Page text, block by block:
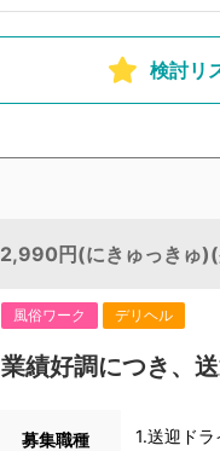
検討リ
2,990円(にきゅっきゅ)(
風俗ワーク デリヘル
業績好調につき、
募集職種 1.送迎ドラ